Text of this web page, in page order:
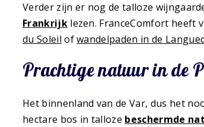
Verder zijn er nog de talloze
Frankrijklezen. FranceComfort heeft
du Soleil ofwandelpaden in de
Prachtige natuur in de
Het binnenland van de Var, dus het
hectare bos in talloze beschermde